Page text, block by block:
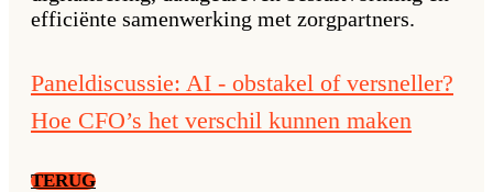
efficiënte samenwerking met zorgpartners.
Paneldiscussie: AI - obstakel of versneller?
Hoe CFO’s het verschil kunnen maken
TERUG